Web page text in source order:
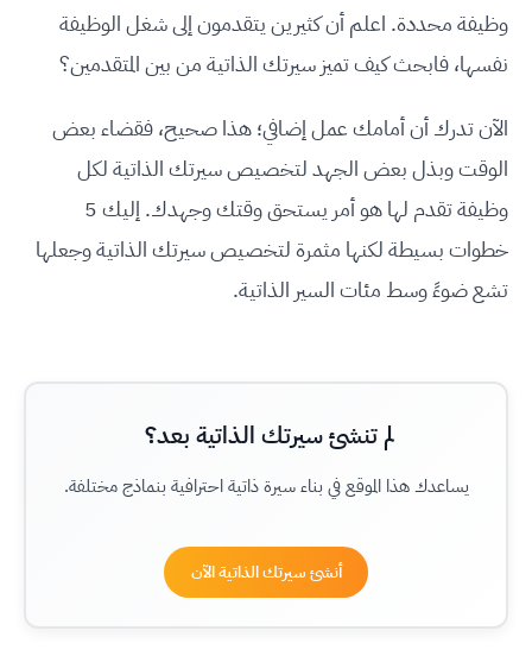
وظيفة محددة. اعلم أن كثيرين يتقدمون إلى شغل الوظيفة
نفسها، فابحث كيف تميز سيرتك الذاتية من بين المتقدمين؟
الآن تدرك أن أمامك عمل إضافي؛ هذا صحيح، فقضاء بعض
الوقت وبذل بعض الجهد لتخصيص سيرتك الذاتية لكل
وظيفة تقدم لها هو أمر يستحق وقتك وجهدك. إليك 5
خطوات بسيطة لكنها مثمرة لتخصيص سيرتك الذاتية وجعلها
تشع ضوءً وسط مئات السير الذاتية.
لم تنشئ سيرتك الذاتية بعد؟
يساعدك هذا الموقع في بناء سيرة ذاتية احترافية بنماذج مختلفة.
أنشئ سيرتك الذاتية الآن